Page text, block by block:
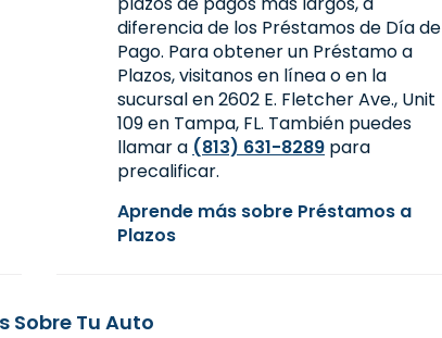
diferencia de los Préstamos de Día de
Pago. Para obtener un Préstamo a
Plazos, visitanos en línea o en la
sucursal en 2602 E. Fletcher Ave., Unit
109 en Tampa, FL. También puedes
llamar a (813) 631-8289 para
precalificar.
Aprende más sobre Préstamos a
Plazos
Sobre Tu Auto